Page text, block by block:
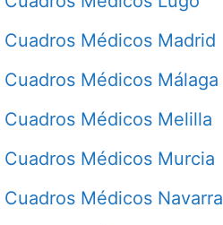
Cuadros Médicos Madrid
Cuadros Médicos Málaga
Cuadros Médicos Melilla
Cuadros Médicos Murcia
Cuadros Médicos Navarra